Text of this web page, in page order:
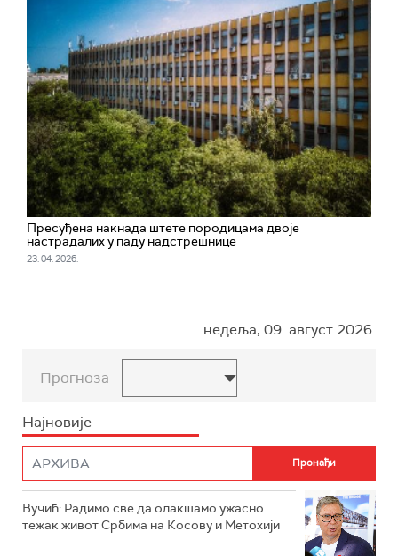
Пресуђена накнада штете породицама двоје
настрадалих у паду надстрешнице
23. 04. 2026.
недеља, 09. август 2026.
Прогноза
Најновије
Вучић: Радимо све да олакшамо ужасно
тежак живот Србима на Косову и Метохији